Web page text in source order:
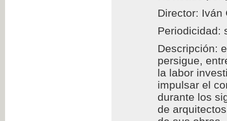
Director: Iván
Periodicidad:
Descripción:
persigue,
la labor
impulsar el
durante los
de